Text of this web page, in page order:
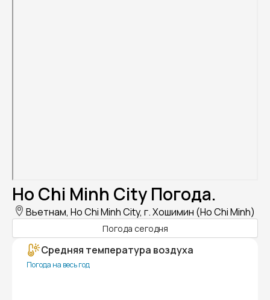
Ho Chi Minh City Погода.
Вьетнам, Ho Chi Minh City, г. Хошимин (Ho Chi Minh)
Погода сегодня
Средняя температура воздуха
Погода на весь год